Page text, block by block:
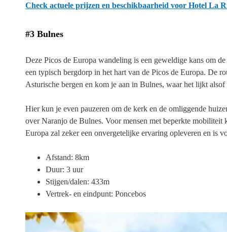
Check actuele prijzen en beschikbaarheid voor Hotel La
#3 Bulnes
Deze Picos de Europa wandeling is een geweldige kans om
een typisch bergdorp in het hart van de Picos de Europa. De
Asturische bergen en kom je aan in Bulnes, waar het lijkt
Hier kun je even pauzeren om de kerk en de omliggende
over Naranjo de Bulnes. Voor mensen met beperkte
Europa zal zeker een onvergetelijke ervaring opleveren en is
Afstand: 8km
Duur: 3 uur
Stijgen/dalen: 433m
Vertrek- en eindpunt: Poncebos